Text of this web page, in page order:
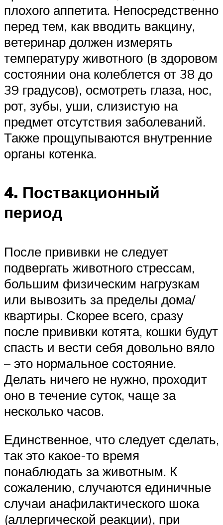
плохого аппетита. Непосредственно
перед тем, как вводить вакцину,
ветеринар должен измерять
температуру животного (в здоровом
состоянии она колеблется от 38 до
39 градусов), осмотреть глаза, нос,
рот, зубы, уши, слизистую на
предмет отсутствия заболеваний.
Также прощупываются внутренние
органы котенка.
4. Поствакционный
период
После прививки не следует
подвергать животного стрессам,
большим физическим нагрузкам
или вывозить за пределы дома/
квартиры. Скорее всего, сразу
после прививки котята, кошки будут
спасть и вести себя довольно вяло
– это нормальное состояние.
Делать ничего не нужно, проходит
оно в течение суток, чаще за
несколько часов.
Единственное, что следует сделать,
так это какое-то время
понаблюдать за животным. К
сожалению, случаются единичные
случаи анафилактического шока
(аллергической реакции), при